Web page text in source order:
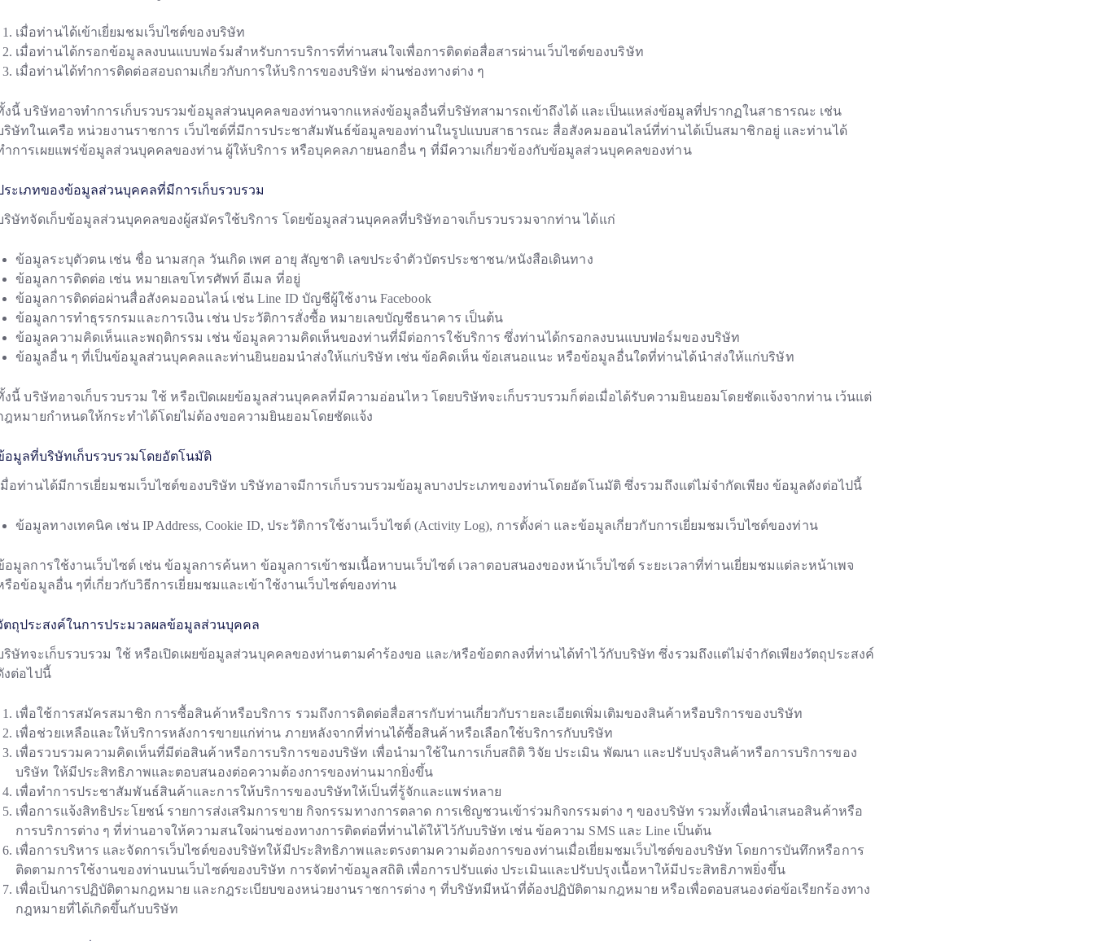
เมื่อท่านได้เข้าเยี่ยมชมเว็บไซต์ของบริษัท
เมื่อท่านได้กรอกข้อมูลลงบนแบบฟอร์มสำหรับการบริการที่ท่านสนใจเพื่อการติดต่อสื่อสารผ่านเว็บไซต์ของบริษัท
เมื่อท่านได้ทำการติดต่อสอบถามเกี่ยวกับการให้บริการของบริษัท ผ่านช่องทางต่าง ๆ
งนี้ บริษัทอาจทำการเก็บรวบรวมข้อมูลส่วนบุคคลของท่านจากแหล่งข้อมูลอื่นที่บริษัทสามารถเข้าถึงได้ และเป็นแหล่งข้อมูลที่ปรากฏในสาธารณะ เช่น
ริษัทในเครือ หน่วยงานราชการ เว็บไซต์ที่มีการประชาสัมพันธ์ข้อมูลของท่านในรูปแบบสาธารณะ สื่อสังคมออนไลน์ที่ท่านได้เป็นสมาชิกอยู่ และท่านได้
ำการเผยแพร่ข้อมูลส่วนบุคคลของท่าน ผู้ให้บริการ หรือบุคคลภายนอกอื่น ๆ ที่มีความเกี่ยวข้องกับข้อมูลส่วนบุคคลของท่าน
ระเภทของข้อมูลส่วนบุคคลที่มีการเก็บรวบรวม
ริษัทจัดเก็บข้อมูลส่วนบุคคลของผู้สมัครใช้บริการ โดยข้อมูลส่วนบุคคลที่บริษัทอาจเก็บรวบรวมจากท่าน ได้แก่
ข้อมูลระบุตัวตน เช่น ชื่อ นามสกุล วันเกิด เพศ อายุ สัญชาติ เลขประจำตัวบัตรประชาชน/หนังสือเดินทาง
ข้อมูลการติดต่อ เช่น หมายเลขโทรศัพท์ อีเมล ที่อยู่
ข้อมูลการติดต่อผ่านสื่อสังคมออนไลน์ เช่น Line ID บัญชีผู้ใช้งาน Facebook
ข้อมูลการทำธุรรกรมและการเงิน เช่น ประวัติการสั่งซื้อ หมายเลขบัญชีธนาคาร เป็นต้น
ข้อมูลความคิดเห็นและพฤติกรรม เช่น ข้อมูลความคิดเห็นของท่านที่มีต่อการใช้บริการ ซึ่งท่านได้กรอกลงบนแบบฟอร์มของบริษัท
ข้อมูลอื่น ๆ ที่เป็นข้อมูลส่วนบุคคลและท่านยินยอมนำส่งให้แก่บริษัท เช่น ข้อคิดเห็น ข้อเสนอแนะ หรือข้อมูลอื่นใดที่ท่านได้นำส่งให้แก่บริษัท
งนี้ บริษัทอาจเก็บรวบรวม ใช้ หรือเปิดเผยข้อมูลส่วนบุคคลที่มีความอ่อนไหว โดยบริษัทจะเก็บรวบรวมก็ต่อเมื่อได้รับความยินยอมโดยชัดแจ้งจากท่าน เว้นแต่
ฎหมายกำหนดให้กระทำได้โดยไม่ต้องขอความยินยอมโดยชัดแจ้ง
อมูลที่บริษัทเก็บรวบรวมโดยอัตโนมัติ
มื่อท่านได้มีการเยี่ยมชมเว็บไซต์ของบริษัท บริษัทอาจมีการเก็บรวบรวมข้อมูลบางประเภทของท่านโดยอัตโนมัติ ซึ่งรวมถึงแต่ไม่จำกัดเพียง ข้อมูลดังต่อไปนี้
ข้อมูลทางเทคนิค เช่น IP Address, Cookie ID, ประวัติการใช้งานเว็บไซต์ (Activity Log), การตั้งค่า และข้อมูลเกี่ยวกับการเยี่ยมชมเว็บไซต์ของท่าน
อมูลการใช้งานเว็บไซต์ เช่น ข้อมูลการค้นหา ข้อมูลการเข้าชมเนื้อหาบนเว็บไซต์ เวลาตอบสนองของหน้าเว็บไซต์ ระยะเวลาที่ท่านเยี่ยมชมแต่ละหน้าเพจ
รือข้อมูลอื่น ๆที่เกี่ยวกับวิธีการเยี่ยมชมและเข้าใช้งานเว็บไซต์ของท่าน
ตถุประสงค์ในการประมวลผลข้อมูลส่วนบุคคล
ริษัทจะเก็บรวบรวม ใช้ หรือเปิดเผยข้อมูลส่วนบุคคลของท่านตามคำร้องขอ และ/หรือข้อตกลงที่ท่านได้ทำไว้กับบริษัท ซึ่งรวมถึงแต่ไม่จำกัดเพียงวัตถุประสงค์
งต่อไปนี้
เพื่อใช้การสมัครสมาชิก การซื้อสินค้าหรือบริการ รวมถึงการติดต่อสื่อสารกับท่านเกี่ยวกับรายละเอียดเพิ่มเติมของสินค้าหรือบริการของบริษัท
เพื่อช่วยเหลือและให้บริการหลังการขายแก่ท่าน ภายหลังจากที่ท่านได้ซื้อสินค้าหรือเลือกใช้บริการกับบริษัท
เพื่อรวบรวมความคิดเห็นที่มีต่อสินค้าหรือการบริการของบริษัท เพื่อนำมาใช้ในการเก็บสถิติ วิจัย ประเมิน พัฒนา และปรับปรุงสินค้าหรือการบริการของ
บริษัท ให้มีประสิทธิภาพและตอบสนองต่อความต้องการของท่านมากยิ่งขึ้น
เพื่อทำการประชาสัมพันธ์สินค้าและการให้บริการของบริษัทให้เป็นที่รู้จักและแพร่หลาย
เพื่อการแจ้งสิทธิประโยชน์ รายการส่งเสริมการขาย กิจกรรมทางการตลาด การเชิญชวนเข้าร่วมกิจกรรมต่าง ๆ ของบริษัท รวมทั้งเพื่อนำเสนอสินค้าหรือ
การบริการต่าง ๆ ที่ท่านอาจให้ความสนใจผ่านช่องทางการติดต่อที่ท่านได้ให้ไว้กับบริษัท เช่น ข้อความ SMS และ Line เป็นต้น
เพื่อการบริหาร และจัดการเว็บไซต์ของบริษัทให้มีประสิทธิภาพและตรงตามความต้องการของท่านเมื่อเยี่ยมชมเว็บไซต์ของบริษัท โดยการบันทึกหรือการ
ติดตามการใช้งานของท่านบนเว็บไซต์ของบริษัท การจัดทำข้อมูลสถิติ เพื่อการปรับแต่ง ประเมินและปรับปรุงเนื้อหาให้มีประสิทธิภาพยิ่งขึ้น
เพื่อเป็นการปฏิบัติตามกฎหมาย และกฎระเบียบของหน่วยงานราชการต่าง ๆ ที่บริษัทมีหน้าที่ต้องปฏิบัติตามกฎหมาย หรือเพื่อตอบสนองต่อข้อเรียกร้องทาง
กฎหมายที่ได้เกิดขึ้นกับบริษัท